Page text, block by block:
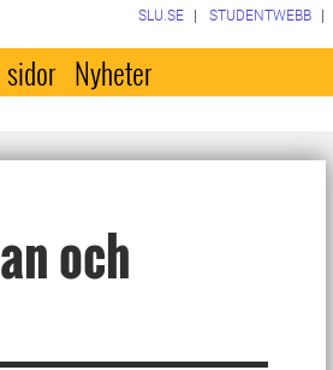
SLU.SE STUDENTWEBB
Nyheter
och